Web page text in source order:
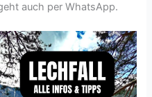
auch per WhatsApp.